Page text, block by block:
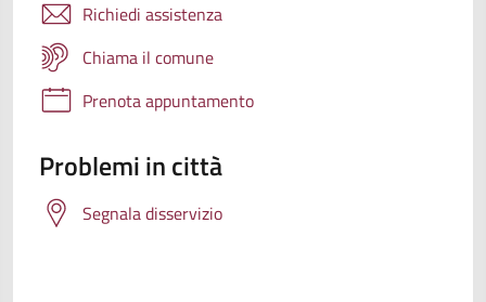
Richiedi assistenza
Chiama il comune
Prenota appuntamento
Problemi in città
Segnala disservizio